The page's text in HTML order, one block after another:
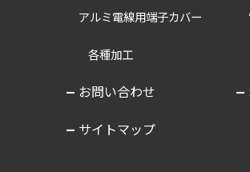
アルミ電線用端子カバー
各種加工
お問い合わせ
サイトマップ